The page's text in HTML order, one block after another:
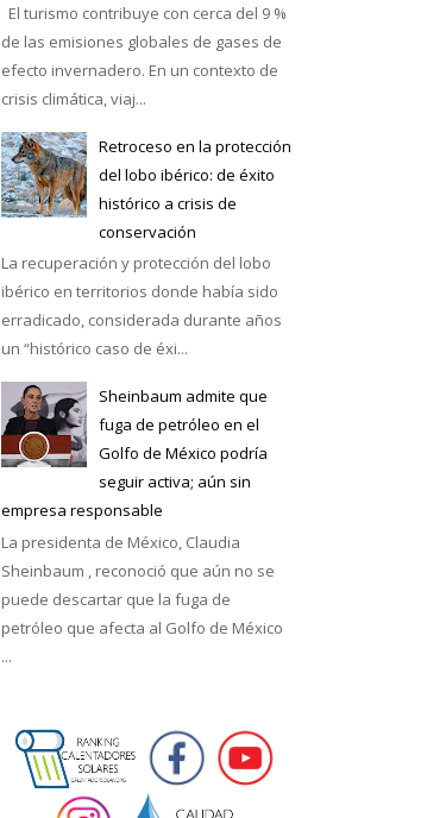
El turismo contribuye con cerca del 9 %
de las emisiones globales de gases de
efecto invernadero. En un contexto de
crisis climática, viaj...
Retroceso en la protección
del lobo ibérico: de éxito
histórico a crisis de
conservación
La recuperación y protección del lobo
ibérico en territorios donde había sido
erradicado, considerada durante años
un “histórico caso de éxi...
Sheinbaum admite que
fuga de petróleo en el
Golfo de México podría
seguir activa; aún sin
empresa responsable
La presidenta de México, Claudia
Sheinbaum , reconoció que aún no se
puede descartar que la fuga de
petróleo que afecta al Golfo de México
...